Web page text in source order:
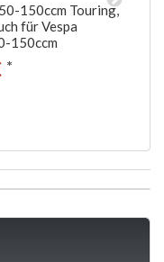
150ccm Touring,
für Vespa
150ccm
*